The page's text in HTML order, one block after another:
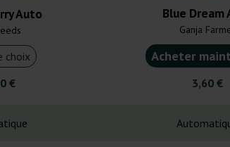
Auto
choix
€
Blue Dream
Ganja
Acheter
3,60 €